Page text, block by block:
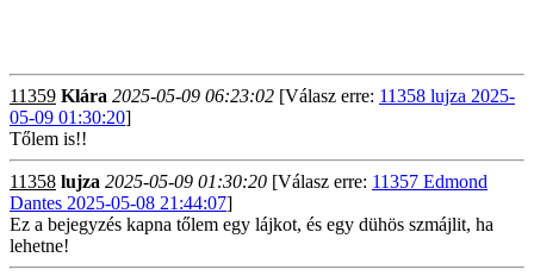
11359 Klára 2025-05-09 06:23:02 [Válasz erre: 11358 lujza 2025-
05-09 01:30:20]
Tőlem is!!
11358 lujza 2025-05-09 01:30:20 [Válasz erre: 11357 Edmond
Dantes 2025-05-08 21:44:07]
Ez a bejegyzés kapna tőlem egy lájkot, és egy dühös szmájlit, ha
lehetne!